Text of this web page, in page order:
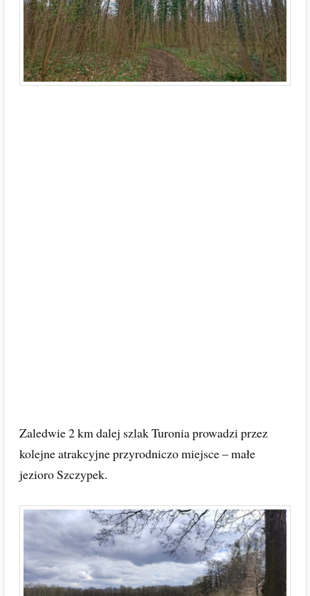
Zaledwie 2 km dalej szlak Turonia prowadzi przez
kolejne atrakcyjne przyrodniczo miejsce – małe
jezioro Szczypek.